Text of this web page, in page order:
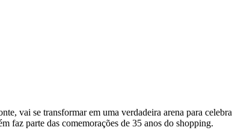
vai se transformar em uma verdadeira arena para
faz parte das comemorações de 35 anos do shopping.